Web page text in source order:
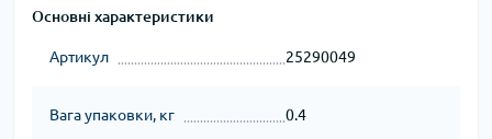
Основні характеристики
Артикул 25290049
Вага упаковки, кг 0.4